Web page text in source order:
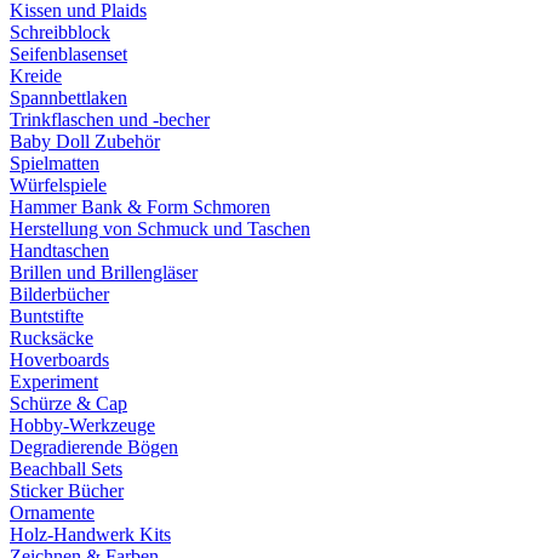
Kissen und Plaids
Schreibblock
Seifenblasenset
Kreide
Spannbettlaken
Trinkflaschen und -becher
Baby Doll Zubehör
Spielmatten
Würfelspiele
Hammer Bank & Form Schmoren
Herstellung von Schmuck und Taschen
Handtaschen
Brillen und Brillengläser
Bilderbücher
Buntstifte
Rucksäcke
Hoverboards
Experiment
Schürze & Cap
Hobby-Werkzeuge
Degradierende Bögen
Beachball Sets
Sticker Bücher
Ornamente
Holz-Handwerk Kits